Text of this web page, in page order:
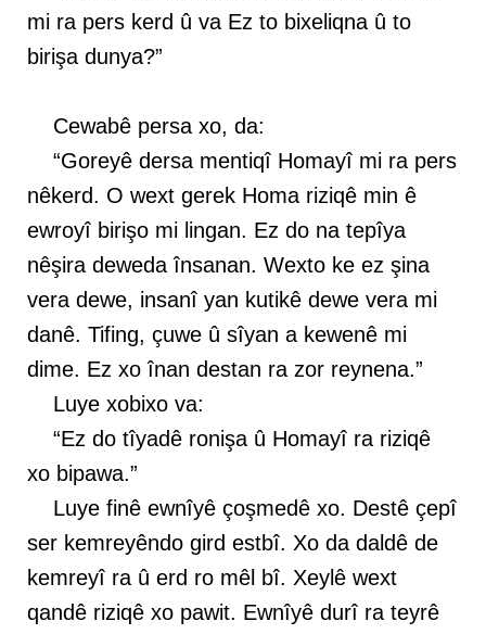
mi ra pers kerd û va Ez to bixeliqna û to
birişa dunya?”
Cewabê persa xo, da:
“Goreyê dersa mentiqî Homayî mi ra pers
nêkerd. O wext gerek Homa riziqê min ê
ewroyî birişo mi lingan. Ez do na tepîya
nêşira deweda însanan. Wexto ke ez şina
vera dewe, insanî yan kutikê dewe vera mi
danê. Tifing, çuwe û sîyan a kewenê mi
dime. Ez xo înan destan ra zor reynena.”
Luye xobixo va:
“Ez do tîyadê ronişa û Homayî ra riziqê
xo bipawa.”
Luye finê ewnîyê çoşmedê xo. Destê çepî
ser kemreyêndo gird estbî. Xo da daldê de
kemreyî ra û erd ro mêl bî. Xeylê wext
qandê riziqê xo pawit. Ewnîyê durî ra teyrê